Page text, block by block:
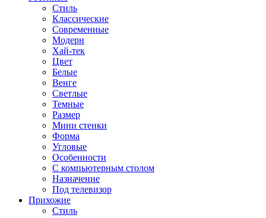
Стиль
Классические
Современные
Модерн
Хай-тек
Цвет
Белые
Венге
Светлые
Темные
Размер
Мини стенки
Форма
Угловые
Особенности
С компьютерным столом
Назначение
Под телевизор
Прихожие
Стиль